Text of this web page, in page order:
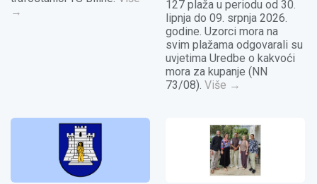
→
127 plaža u periodu od 30.
lipnja do 09. srpnja 2026.
godine. Uzorci mora na
svim plažama odgovarali su
uvjetima Uredbe o kakvoći
mora za kupanje (NN
73/08).Više →